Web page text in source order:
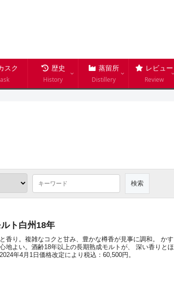
スク 歴史
History
蒸留所
Distillery
レビュー
Review
ト白州18年
香り。複雑なコクと甘み、豊かな樽香が見事に調和。 かす
地よい。酒齢18年以上の長期熟成モルトが、 深い香りとほ
年4月1日価格改定により税込：60,500円。